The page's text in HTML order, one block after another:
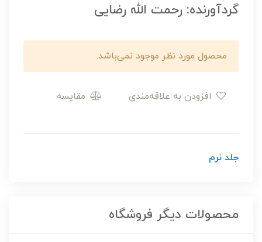
گردآورنده: رحمت الله رضایی
محصول مورد نظر موجود نمی‌باشد.
مقایسه
جلد نرم
محصولات دیگر فروشگاه